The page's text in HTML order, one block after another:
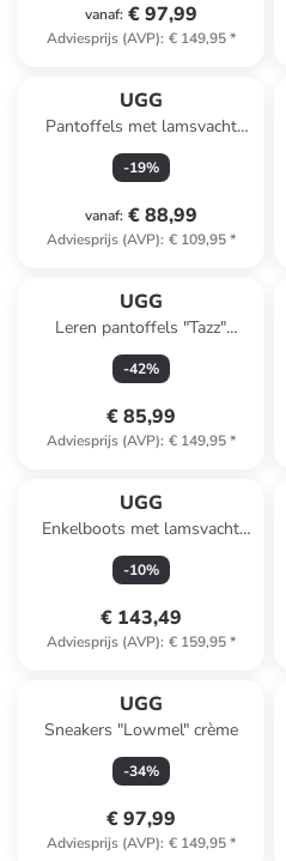
vanaf: € 97,99
Adviesprijs (AVP): € 149,95*
UGG
Pantoffels met lamsvacht
"Disquette" zwart
-19%
vanaf: € 88,99
Adviesprijs (AVP): € 109,95*
UGG
Leren pantoffels "Tazz"
lichtroze
-42%
€ 85,99
Adviesprijs (AVP): € 149,95*
UGG
Enkelboots met lamsvacht
zwart
-10%
€ 143,49
Adviesprijs (AVP): € 159,95*
UGG
Sneakers "Lowmel" crème
-34%
€ 97,99
Adviesprijs (AVP): € 149,95*